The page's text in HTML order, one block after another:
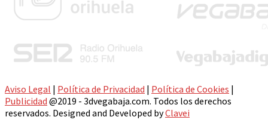
Aviso Legal | Política de Privacidad | Política de Cookies |
Publicidad @2019 - 3dvegabaja.com. Todos los derechos
reservados. Designed and Developed byClavei